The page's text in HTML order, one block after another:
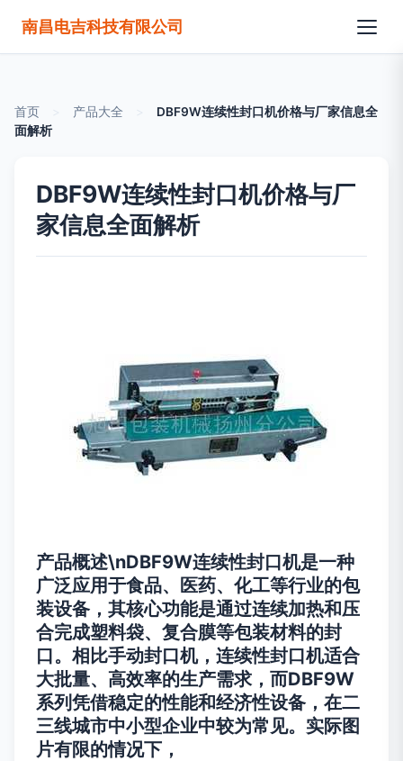
南昌电吉科技有限公司
首页 产品大全
DBF9W连续性封口机价格与厂家信息全
面解析
DBF9W连续性封口机价格与厂
家信息全面解析
产品概述\nDBF9W连续性封口机是一种
广泛应用于食品、医药、化工等行业的包
装设备，其核心功能是通过连续加热和压
合完成塑料袋、复合膜等包装材料的封
口。相比手动封口机，连续性封口机适合
大批量、高效率的生产需求，而DBF9W
系列凭借稳定的性能和经济性设备，在二
三线城市中小型企业中较为常见。实际图
片有限的情况下，